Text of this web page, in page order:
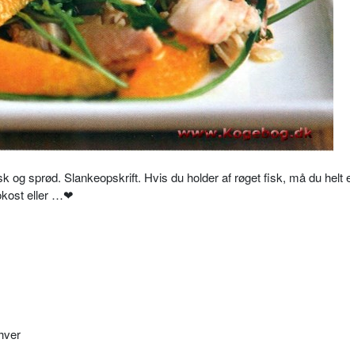
og sprød. Slankeopskrift. Hvis du holder af røget fisk, må du helt
eller …❤